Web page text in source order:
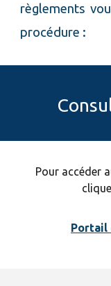
règlements
procédure :
Pour accéder
Portail